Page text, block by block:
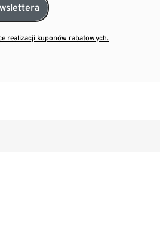
realizacji kuponów rabatowych.